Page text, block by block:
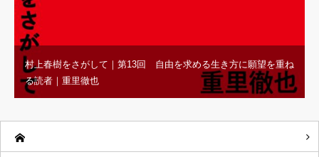
村上春樹をさがして｜第13回 自由を求める生き方に願望を重ね
る読者｜重里徹也